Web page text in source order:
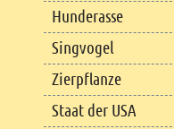
Hunderasse
Singvogel
Zierpflanze
Staat der USA